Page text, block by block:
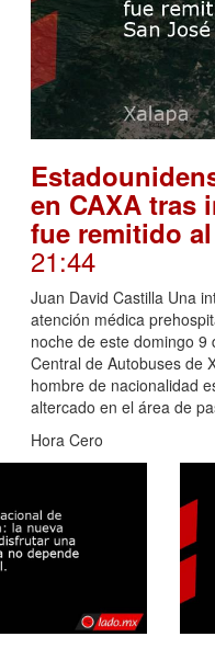
en CAXA tras
fue remitido
21:44
Juan David Castilla Una
atención médica
noche de este domingo
Central de Autobuses de
hombre de nacionalidad
altercado en el área de
Hora Cero